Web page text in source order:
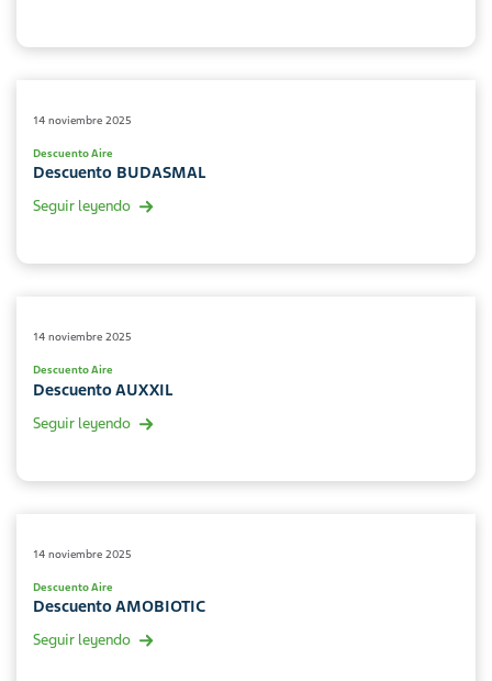
14 noviembre 2025
Descuento Aire
Descuento BUDASMAL
Seguir leyendo
14 noviembre 2025
Descuento Aire
Descuento AUXXIL
Seguir leyendo
14 noviembre 2025
Descuento Aire
Descuento AMOBIOTIC
Seguir leyendo